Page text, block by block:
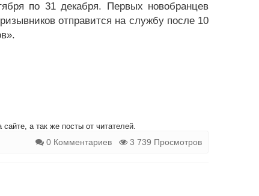
по 31 декабря. Первых новобранцев
отправится на службу после 10
а так же посты от читателей.
0 Комментариев 3 739 Просмотров